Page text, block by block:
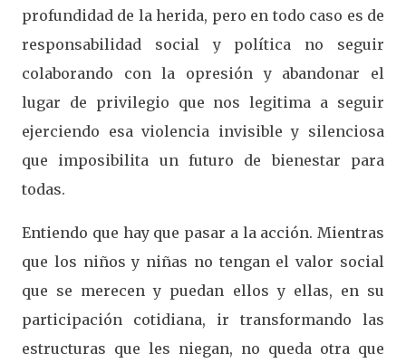
profundidad de la herida, pero en todo caso es de
responsabilidad social y política no seguir
colaborando con la opresión y abandonar el
lugar de privilegio que nos legitima a seguir
ejerciendo esa violencia invisible y silenciosa
que imposibilita un futuro de bienestar para
todas.
Entiendo que hay que pasar a la acción. Mientras
que los niños y niñas no tengan el valor social
que se merecen y puedan ellos y ellas, en su
participación cotidiana, ir transformando las
estructuras que les niegan, no queda otra que